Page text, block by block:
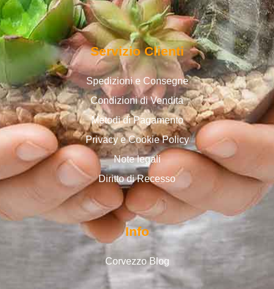
Servizio Clienti
Spedizioni e Consegne
Condizioni di Vendita
Metodi di Pagamento
Privacy e Cookie Policy
Note legali
Diritto di Recesso
Info
Corvezzo Blog